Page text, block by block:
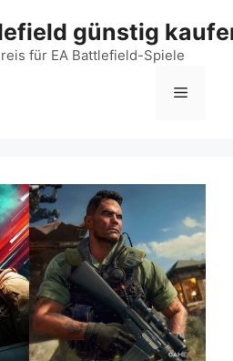
günstig
für EA Battlefield-Spiele
Menü